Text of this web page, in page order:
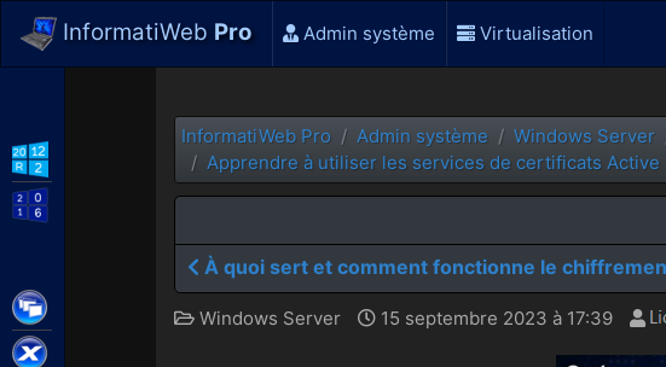
InformatiWeb Pro Admin système Virtualisation
Citrix XenApp / XenDesktop
InformatiWeb Pro Admin système Windows Server
Apprendre à utiliser les services de certificats Active
À quoi sert et comment fonctionne le
Windows Server 15 septembre 2023 à 17:39